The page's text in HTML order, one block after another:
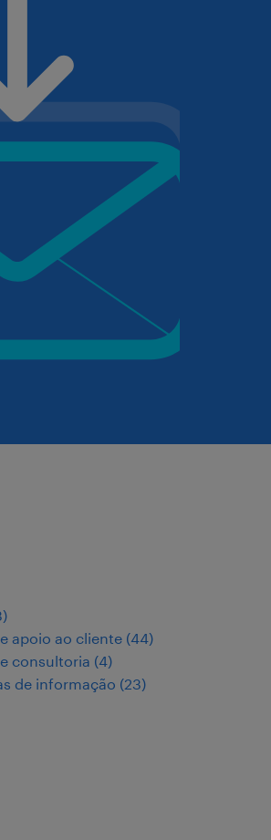
)
apoio ao cliente (44)
consultoria (4)
de informação (23)